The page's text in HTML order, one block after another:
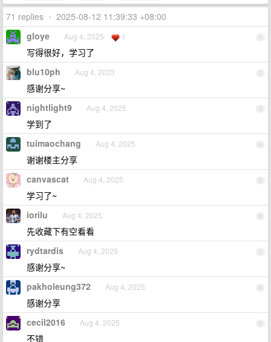
71 replies • 2025-08-12 11:39:33 +08:00
1
gloye Aug 4, 2025 1
写得很好，学习了
2
blu10ph Aug 4, 2025
感谢分享~
3
nightlight9 Aug 4, 2025
学到了
4
tuimaochang Aug 4, 2025
谢谢楼主分享
5
canvascat Aug 4, 2025
学习了~
6
iorilu Aug 4, 2025
先收藏下有空看看
7
rydtardis Aug 4, 2025
感谢分享~
8
pakholeung372 Aug 4, 2025
感谢分享
9
cecil2016 Aug 4, 2025
不错